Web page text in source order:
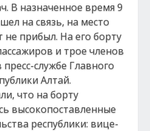
В назначенное время 9
на связь, на место
не прибыл. На его борту
и трое членов
службе Главного
Алтай.
что на борту
высокопоставленные
республики: вице-